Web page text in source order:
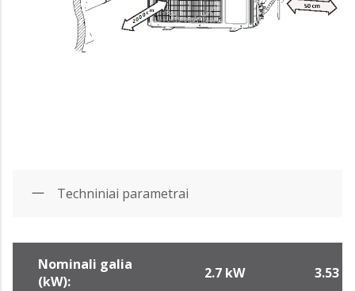
Techniniai parametrai
Nominali galia
(kW):
2.7 kW 3.53